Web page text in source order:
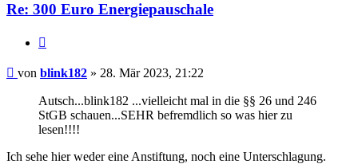
Re: 300 Euro Energiepauschale
Beitrag
von blink182 » 28. Mär 2023, 21:22
Autsch...blink182 ...vielleicht mal in die §§ 26 und 246
StGB schauen...SEHR befremdlich so was hier zu
lesen!!!!
Ich sehe hier weder eine Anstiftung, noch eine Unterschlagung.